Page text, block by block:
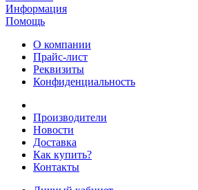
Информация
Помощь
О компании
Прайс-лист
Реквизиты
Конфиденциальность
Производители
Новости
Доставка
Как купить?
Контакты